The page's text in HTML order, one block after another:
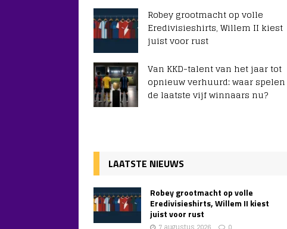
Robey grootmacht op volle
Eredivisieshirts, Willem II kiest
juist voor rust
Van KKD-talent van het jaar tot
opnieuw verhuurd: waar spelen
de laatste vijf winnaars nu?
LAATSTE NIEUWS
Robey grootmacht op volle
Eredivisieshirts, Willem II kiest
juist voor rust